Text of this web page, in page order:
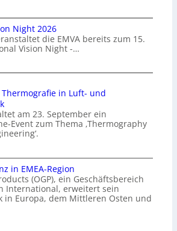
Night 2026
die EMVA bereits zum 15.
Vision Night -…
in Luft- und
am 23. September ein
Event zum Thema ‚Thermography
in EMEA-Region
(OGP), ein Geschäftsbereich
International, erweitert sein
in Europa, dem Mittleren Osten und